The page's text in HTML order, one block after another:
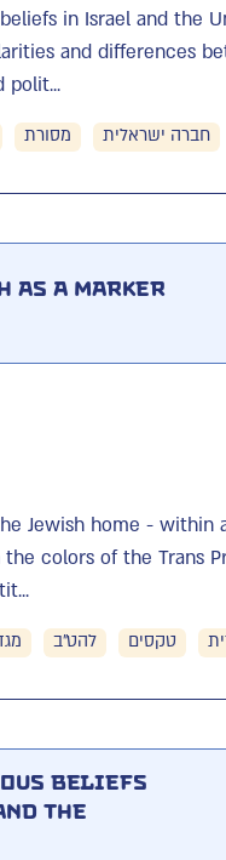
in Israel and the
and differences
polit...
חברה ישראלית מסורת
as a Marker
Jewish home - within
colors of the Trans
טקסים להט"ב
Beliefs
the